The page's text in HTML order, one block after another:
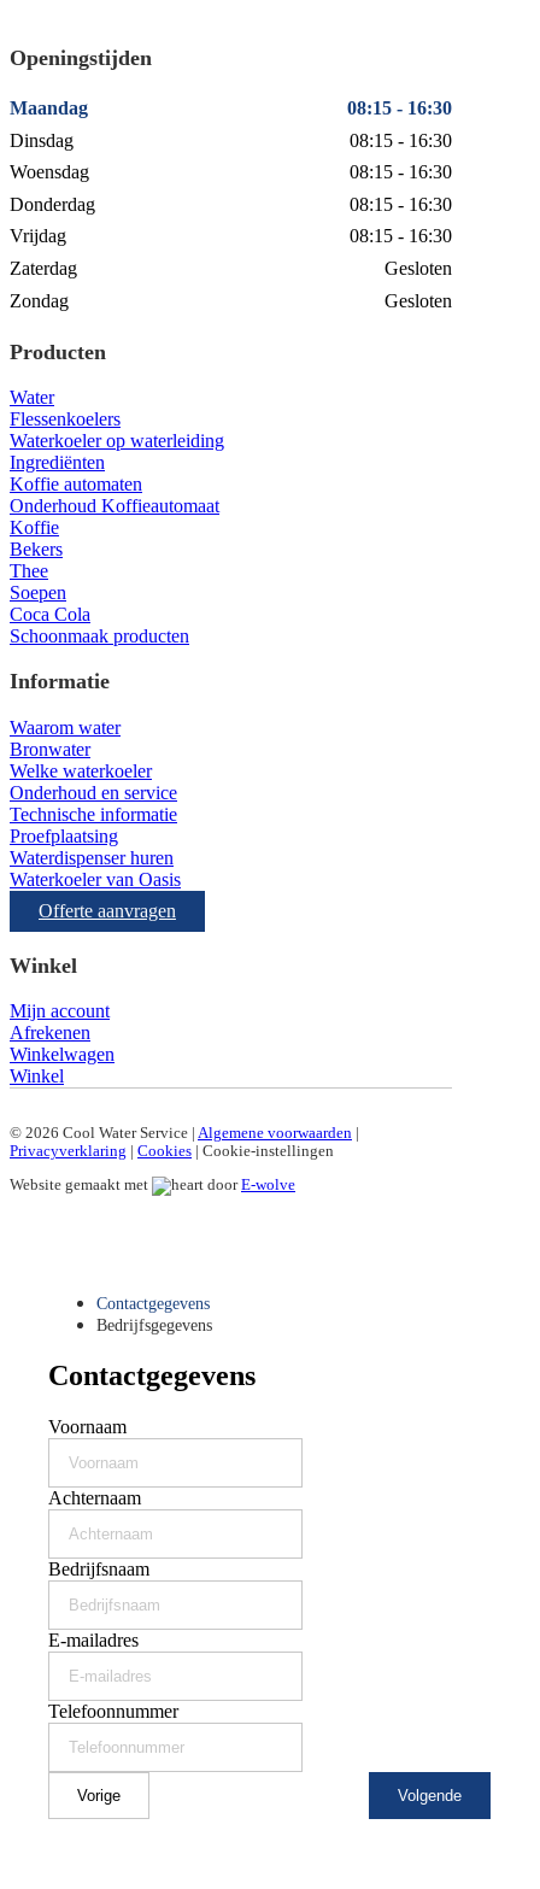
Openingstijden
Maandag
08:15 - 16:30
Dinsdag
08:15 - 16:30
Woensdag
08:15 - 16:30
Donderdag
08:15 - 16:30
Vrijdag
08:15 - 16:30
Zaterdag
Gesloten
Zondag
Gesloten
Producten
Water
Flessenkoelers
Waterkoeler op waterleiding
Ingrediënten
Koffie automaten
Onderhoud Koffieautomaat
Koffie
Bekers
Thee
Soepen
Coca Cola
Schoonmaak producten
Informatie
Waarom water
Bronwater
Welke waterkoeler
Onderhoud en service
Technische informatie
Proefplaatsing
Waterdispenser huren
Waterkoeler van Oasis
Offerte aanvragen
Winkel
Mijn account
Afrekenen
Winkelwagen
Winkel
© 2026 Cool Water Service | Algemene voorwaarden
Privacyverklaring
Cookies
Cookie-instellingen
Website gemaakt met
doorE-wolve
Contactgegevens
Bedrijfsgegevens
Contactgegevens
Voornaam
Achternaam
Bedrijfsnaam
E-mailadres
Telefoonnummer
Vorige Volgende